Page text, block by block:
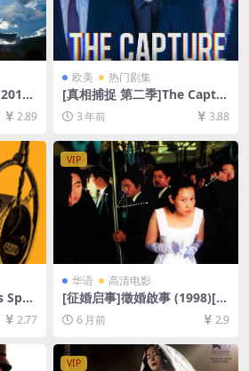
中
2.89
欧美 热门剧集
[真相捕捉 第二季]The Captur
e Season 2 (2022)[百度网盘
+迅雷云盘+阿里云盘资源1080
英字幕]
3 年前 3.88
Spee
网盘
盘
2.77
VIP
华语 高清电影
[征婚启事]徵婚啟事 (1998)[百
度网盘+夸克网盘1080P超清
未删减资源][网盘在线播放/下
载][MP4/6.7GB][中文字幕]
6 月前 2.9
VIP